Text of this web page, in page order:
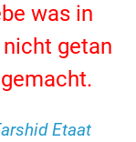
was in
getan
Etaat